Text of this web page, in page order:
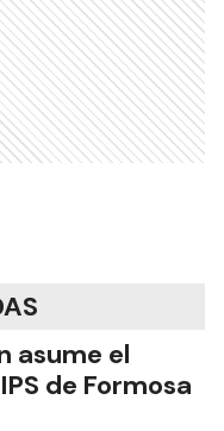
asume el
de Formosa